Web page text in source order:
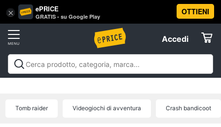
× ePRICE
GRATIS - su Google Play
OTTIENI
Accedi
Accedi
Registrati
Offerte
Vai
al
Videogiochi
Console
Tomb raider Videogiochi di avventura Crash bandicoot